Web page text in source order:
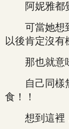
阿妮雅都覺
可當她想到
以後肯定沒有
那也就意
自己同樣無
食！！
想到這裡